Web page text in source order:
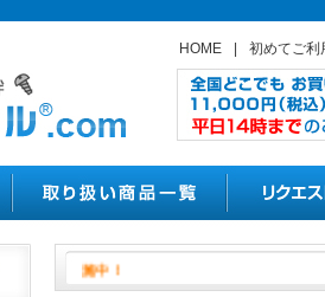
HOME 初めてご利
ナットの割引キ